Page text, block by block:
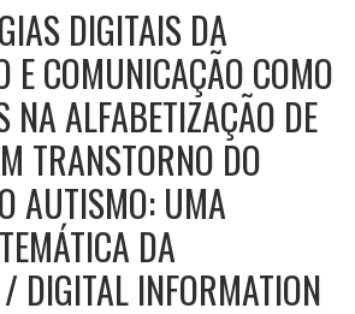
DIGITAIS DA
E COMUNICAÇÃO COMO
NA ALFABETIZAÇÃO DE
TRANSTORNO DO
AUTISMO: UMA
DA
DIGITAL INFORMATION